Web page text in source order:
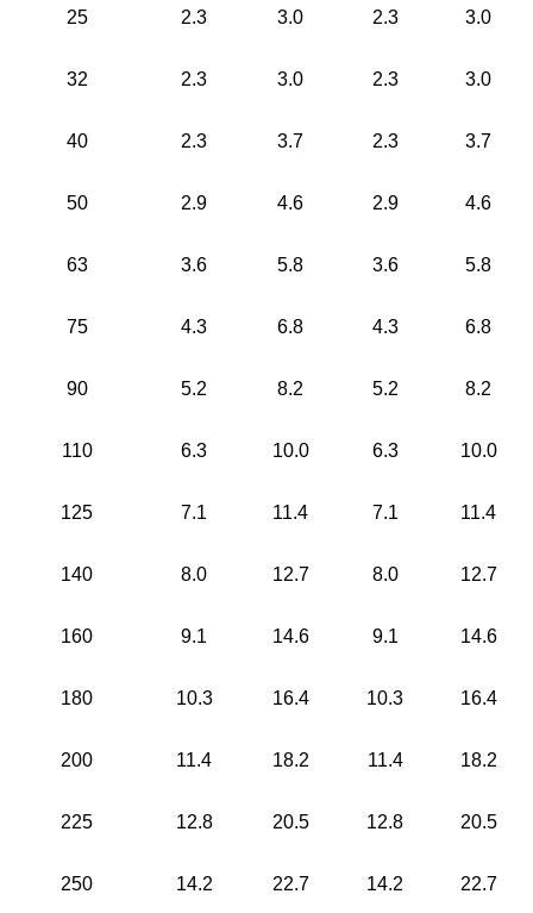
25 2.3 3.0 2.3 3.0
32 2.3 3.0 2.3 3.0
40 2.3 3.7 2.3 3.7
50 2.9 4.6 2.9 4.6
63 3.6 5.8 3.6 5.8
75 4.3 6.8 4.3 6.8
90 5.2 8.2 5.2 8.2
110 6.3 10.0 6.3 10.0
125 7.1 11.4 7.1 11.4
140 8.0 12.7 8.0 12.7
160 9.1 14.6 9.1 14.6
180 10.3 16.4 10.3 16.4
200 11.4 18.2 11.4 18.2
225 12.8 20.5 12.8 20.5
250 14.2 22.7 14.2 22.7